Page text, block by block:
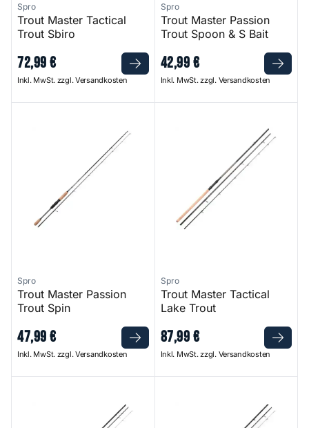
Spro
Trout Master Tactical
Trout Sbiro
72,99€
Inkl. MwSt. zzgl. Versandkosten
Spro
Trout Master Passion
Trout Spoon & S Bait
42,99€
Inkl. MwSt. zzgl. Versandkosten
Spro
Trout Master Passion
Trout Spin
47,99€
Inkl. MwSt. zzgl. Versandkosten
Spro
Trout Master Tactical
Lake Trout
87,99€
Inkl. MwSt. zzgl. Versandkosten